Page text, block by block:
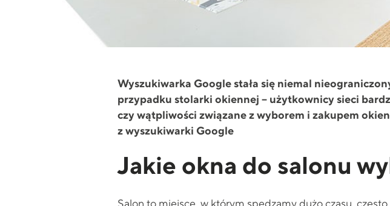
Wyszukiwarka Google stała się niemal
przypadku stolarki okiennej – użytkownicy sieci
czy wątpliwości związane z wyborem i zakupem
z wyszukiwarki Google
Jakie okna do salonu